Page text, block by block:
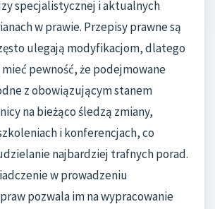
specjalistycznej i aktualnych
w prawie. Przepisy prawne są
ulegają modyfikacjom, dlatego
pewność, że podejmowane
z obowiązującym stanem
na bieżąco śledzą zmiany,
i konferencjach, co
najbardziej trafnych porad.
w prowadzeniu
pozwala im na wypracowanie